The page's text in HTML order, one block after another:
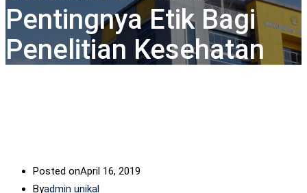
Pentingnya Etik Bagi
Penelitian Kesehatan
Posted onApril 16, 2019
Byadmin unikal